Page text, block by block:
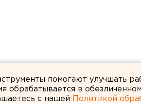
помогают улучшать
обрабатывается в
с нашей
Политикой